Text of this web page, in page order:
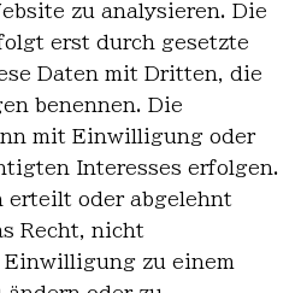
zu analysieren. Die
erst durch gesetzte
Daten mit Dritten, die
benennen. Die
mit Einwilligung oder
Interesses erfolgen.
erteilt oder abgelehnt
Recht, nicht
zu einem